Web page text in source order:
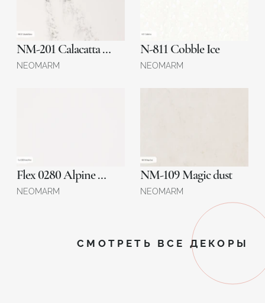
NM-201 Calacatta Bianco
NEOMARM
N-811 Cobble Ice
NEOMARM
Flex 0280 Alpine White
NEOMARM
NM-109 Magic dust
NEOMARM
СМОТРЕТЬ ВСЕ ДЕКОРЫ